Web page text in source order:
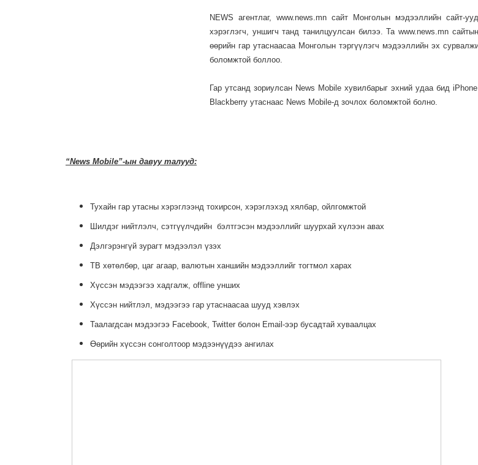
NEWS агентлаг, www.news.mn сайт Монголын мэдээллийн сайт-
хэрэглэгч, уншигч танд танилцуулсан билээ. Та www.news.mn
өөрийн гар утаснаасаа Монголын тэргүүлэгч мэдээллийн эх
боломжтой боллоо.
Гар утсанд зориулсан News Mobile хувилбарыг эхний удаа бид
Blackberry утаснаас News Mobile-д зочлох боломжтой болно.
“News Mobile”-ын давуу талууд:
Тухайн гар утасны хэрэглээнд тохирсон, хэрэглэхэд хялбар, ойлгомжтой
Шилдэг нийтлэлч, сэтгүүлчдийн бэлтгэсэн мэдээллийг шуурхай хүлээн авах
Дэлгэрэнгүй зурагт мэдээлэл үзэх
ТВ хөтөлбөр, цаг агаар, валютын ханшийн мэдээллийг тогтмол харах
Хүссэн мэдээгээ хадгалж, offline унших
Хүссэн нийтлэл, мэдээгээ гар утаснаасаа шууд хэвлэх
Таалагдсан мэдээгээ Facebook, Twitter болон Email-ээр бусадтай хуваалцах
Өөрийн хүссэн сонголтоор мэдээнүүдээ ангилах